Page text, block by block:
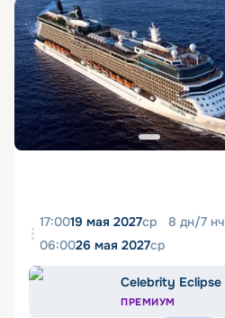
17:0019 мая 2027ср 8 дн/7 нч
06:0026 мая 2027ср
Celebrity Eclipse
ПРЕМИУМ